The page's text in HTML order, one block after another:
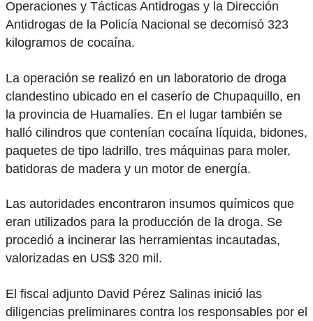
Operaciones y Tácticas Antidrogas y la Dirección
Antidrogas de la Policía Nacional se decomisó 323
kilogramos de cocaína.
La operación se realizó en un laboratorio de droga
clandestino ubicado en el caserío de Chupaquillo, en
la provincia de Huamalíes. En el lugar también se
halló cilindros que contenían cocaína líquida, bidones,
paquetes de tipo ladrillo, tres máquinas para moler,
batidoras de madera y un motor de energía.
Las autoridades encontraron insumos químicos que
eran utilizados para la producción de la droga. Se
procedió a incinerar las herramientas incautadas,
valorizadas en US$ 320 mil.
El fiscal adjunto David Pérez Salinas inició las
diligencias preliminares contra los responsables por el